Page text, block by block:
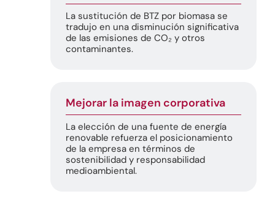
La sustitución de BTZ por biomasa se
tradujo en una disminución significativa
de las emisiones de CO₂ y otros
contaminantes.
Mejorar la imagen corporativa
La elección de una fuente de energía
renovable refuerza el posicionamiento
de la empresa en términos de
sostenibilidad y responsabilidad
medioambiental.